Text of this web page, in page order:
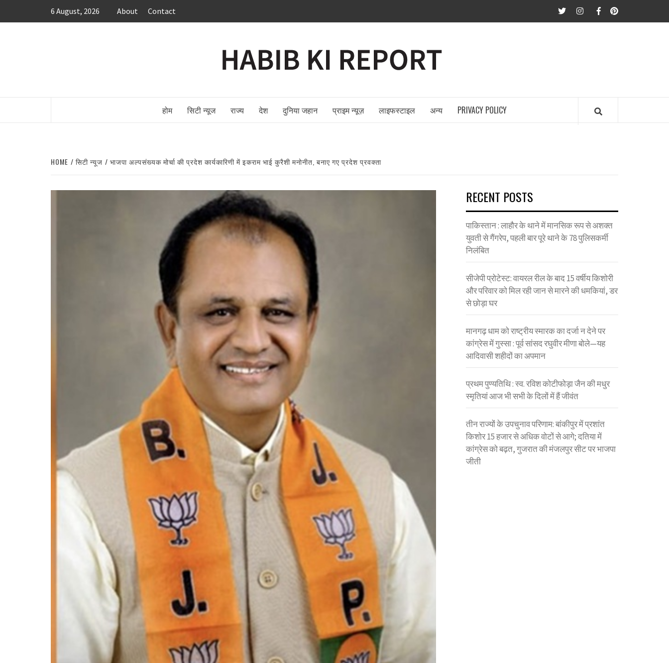
6 August, 2026 About Contact twitterInstagram
FacebookPinterest
होम सिटी न्यूज राज्य देश दुनिया जहान प्राइम न्यूज़ लाइफस्टाइल अन्य PRIVACY POLICY
HOME सिटी न्यूज भाजपा अल्पसंख्यक मोर्चा की प्रदेश कार्यकारिणी में इकराम भाई कुरैशी मनोनीत, बनाए गए प्रदेश प्रवक्ता
RECENT POSTS
पाकिस्तान : लाहौर के थाने में मानसिक रूप से अशक्त
युवती से गैंगरेप, पहली बार पूरे थाने के 78 पुलिसकर्मी
निलंबित
सीजेपी प्रोटेस्ट: वायरल रील के बाद 15 वर्षीय किशोरी
और परिवार को मिल रही जान से मारने की धमकियां, डर
से छोड़ा घर
मानगढ़ धाम को राष्ट्रीय स्मारक का दर्जा न देने पर
कांग्रेस में गुस्सा : पूर्व सांसद रघुवीर मीणा बोले—यह
आदिवासी शहीदों का अपमान
प्रथम पुण्यतिथि : स्व. रविश कोटीफोड़ा जैन की मधुर
स्मृतियां आज भी सभी के दिलों में हैं जीवंत
तीन राज्यों के उपचुनाव परिणाम: बांकीपुर में प्रशांत
किशोर 15 हजार से अधिक वोटों से आगे; दतिया में
कांग्रेस को बढ़त, गुजरात की मंजलपुर सीट पर भाजपा
जीती